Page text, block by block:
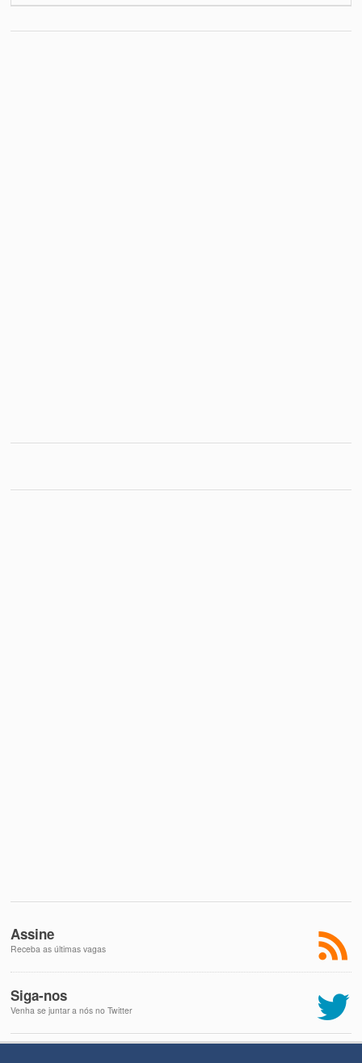
Assine
Receba as últimas vagas
Siga-nos
Venha se juntar a nós no Twitter